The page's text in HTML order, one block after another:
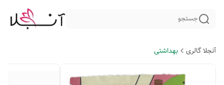
جستجو
آنجلا گالری بهداشتی